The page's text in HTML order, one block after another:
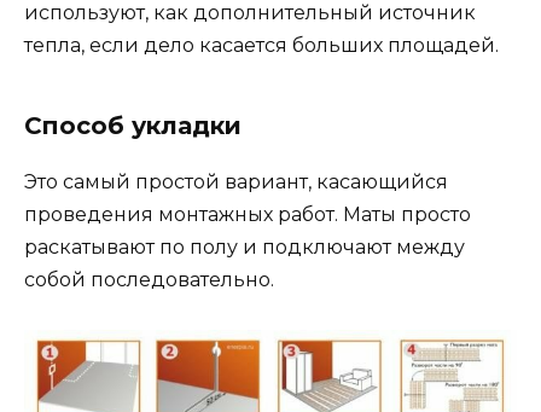
используют, как дополнительный источник
тепла, если дело касается больших площадей.
Способ укладки
Это самый простой вариант, касающийся
проведения монтажных работ. Маты просто
раскатывают по полу и подключают между
собой последовательно.